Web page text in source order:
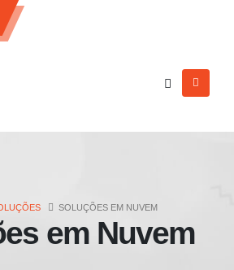
SOLUÇÕES EM NUVEM
em Nuvem